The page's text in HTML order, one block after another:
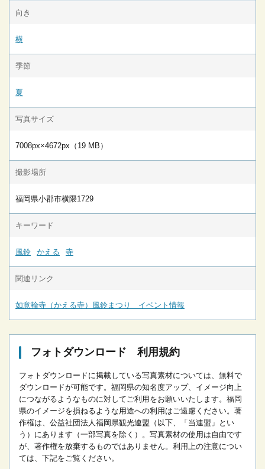
向き
横
季節
夏
写真サイズ
7008px×4672px（19 MB）
撮影場所
福岡県小郡市横隈1729
キーワード
風鈴 かえる 寺
関連リンク
如意輪寺（かえる寺）風鈴まつり イベント情報
フォトダウンロード 利用規約
フォトダウンロードに掲載している写真素材については、無料で
ダウンロードが可能です。 福岡県の知名度アップ、イメージ向上
につながるようなものに対してご利用をお願いいたします。 福岡
県のイメージを損ねるような用途への利用はご遠慮ください。 著
作権は、公益社団法人福岡県観光連盟（以下、「当連盟」とい
う）にあります（一部写真を除く）。写真素材の使用は自由です
が、著作権を放棄するものではありません。 利用上の注意につい
ては、下記をご覧ください。